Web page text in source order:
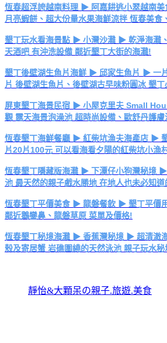
恆春超浮誇越南料理 ▶ 阿嘉耕逃小翠越南
月亮蝦餅、超大份量水果海鮮涼拌 恆春美食
墾丁玩水看海景點 ▶ 小灣沙灘 ▶ 乾淨海灘
天酒吧 有沖洗設備 鄰近墾丁大街的海灘!
墾丁後壁湖生魚片海鮮 ▶ 邱家生魚片 ▶ 一
片 後壁湖生魚片、後壁湖古早味粉圓冰 墾
屏東墾丁海景民宿 ▶ 小屋克里夫 Small
觀 露天海景泡澡池 超時尚設備、歐舒丹護膚
恆春墾丁海鮮餐廳 ▶ 紅柴坑漁夫海產店 ▶
片20片100元 可以看海看夕陽的紅柴坑小漁
恆春墾丁隱藏版海灘 ▶ 下潭仔小狗灣秘境
池 最天然的親子戲水勝地 在地人也未必知
恆春墾丁平價美食 ▶ 龍磐餐飲 ▶ 墾丁平價
鄰近鵝鑾鼻、龍磐草原 菜單及價格!
恆春墾丁秘境海灘 ▶ 香蕉灣秘境 ▶ 超清澈
殼及寄居蟹 岩礁圍繞的天然泳池 親子玩水秘
靜怡&大顆呆の親子.旅遊.美食